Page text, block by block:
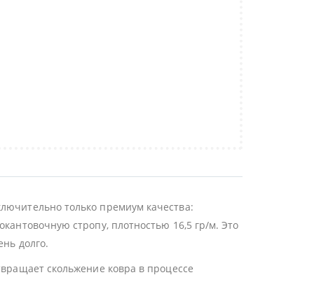
только премиум качества:
стропу, плотностью 16,5 гр/м. Это
долго.
скольжение ковра в процессе